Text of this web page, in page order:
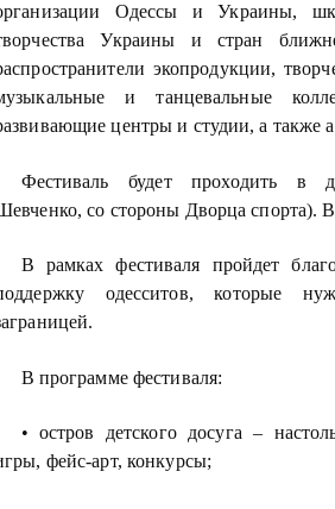
Одессы и Украины,
Украины и стран
экопродукции,
и танцевальные
центры и студии, а также
Фестиваль будет проходить в
со стороны Дворца спорта).
В рамках фестиваля пройдет
одесситов, которые
В программе фестиваля:
• остров детского досуга –
фейс-арт, конкурсы;